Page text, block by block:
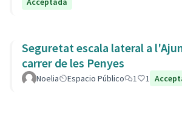
Seguretat escala lateral a
carrer de les Penyes
Noelia Espacio Público 1 1